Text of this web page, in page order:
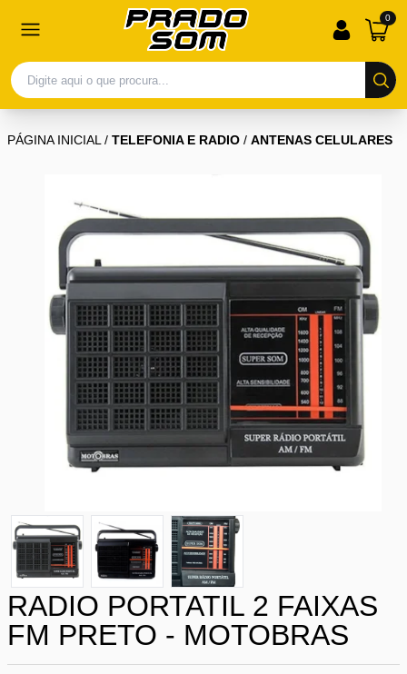
0
PÁGINA INICIAL/ TELEFONIA E RADIO / ANTENAS CELULARES
RADIO PORTATIL 2 FAIXAS
FM PRETO - MOTOBRAS